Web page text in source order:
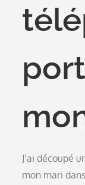
J’ai découpé
mon mari